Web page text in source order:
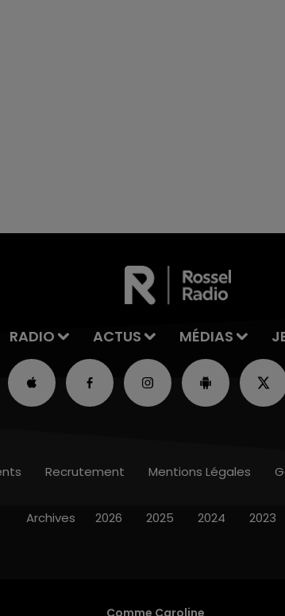
RADIO ACTUS MÉDIAS
Comme Caroline
Recrutement Mentions Légales
Archives 2026 2025 2024 2023